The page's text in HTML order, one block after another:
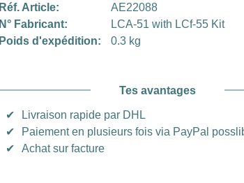
Réf. Article:
AE22088
N° Fabricant:
LCA-51 with LCf-55 Kit
Poids d'expédition:
0.3 kg
Tes avantages
✔
Livraison rapide par DHL
✔
Paiement en plusieurs fois via PayPal
✔
Achat sur facture